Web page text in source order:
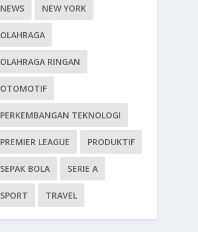
NEWS NEW YORK
OLAHRAGA
OLAHRAGA RINGAN
OTOMOTIF
PERKEMBANGAN TEKNOLOGI
PREMIER LEAGUE PRODUKTIF
SEPAK BOLA SERIE A
SPORT TRAVEL